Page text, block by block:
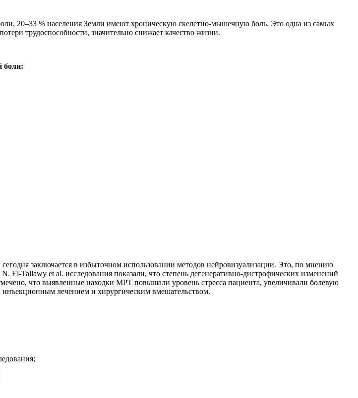
20–33 % населения Земли имеют хроническую скелетно-мышечную боль. Это одна из самых
трудоспособности, значительно снижает качество жизни.
боли:
заключается в избыточном использовании методов нейровизуализации. Это, по мнению
El-Tallawy et al. исследования показали, что степень дегенеративно-дистрофических изменений
что выявленные находки МРТ повышали уровень стресса пациента, увеличивали болевую
инъекционным лечением и хирургическим вмешательством.